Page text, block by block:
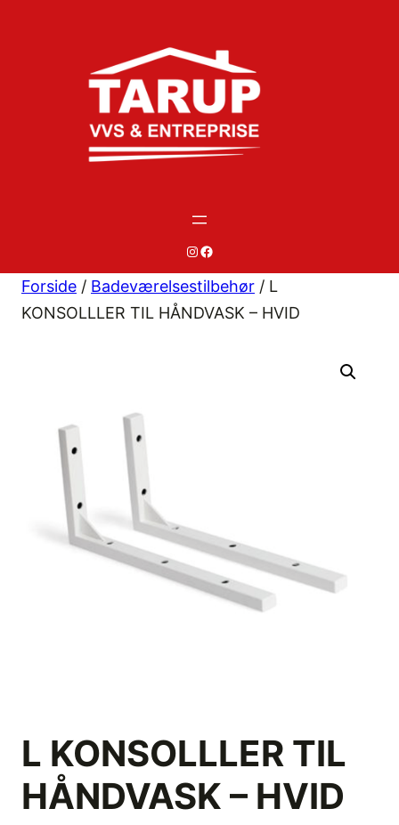
# #
Forside / Badeværelsestilbehør / L
KONSOLLLER TIL HÅNDVASK – HVID
L KONSOLLLER TIL
HÅNDVASK – HVID